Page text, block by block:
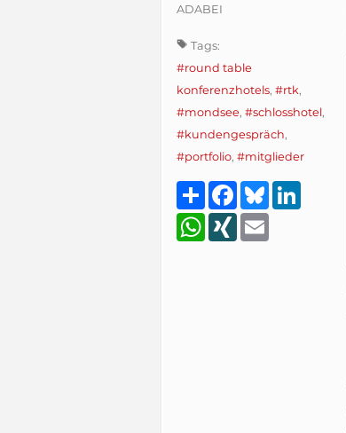
ADABEI
Tags:
#round table
konferenzhotels, #rtk,
#mondsee, #schlosshotel,
#kundengespräch,
#portfolio, #mitglieder
TeilenFacebook
Bluesky
WhatsApp
XING